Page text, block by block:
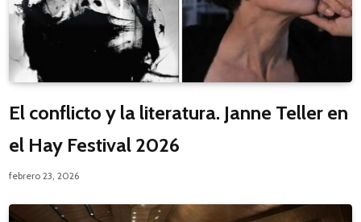
El conflicto y la literatura. Janne Teller en
el Hay Festival 2026
febrero 23, 2026